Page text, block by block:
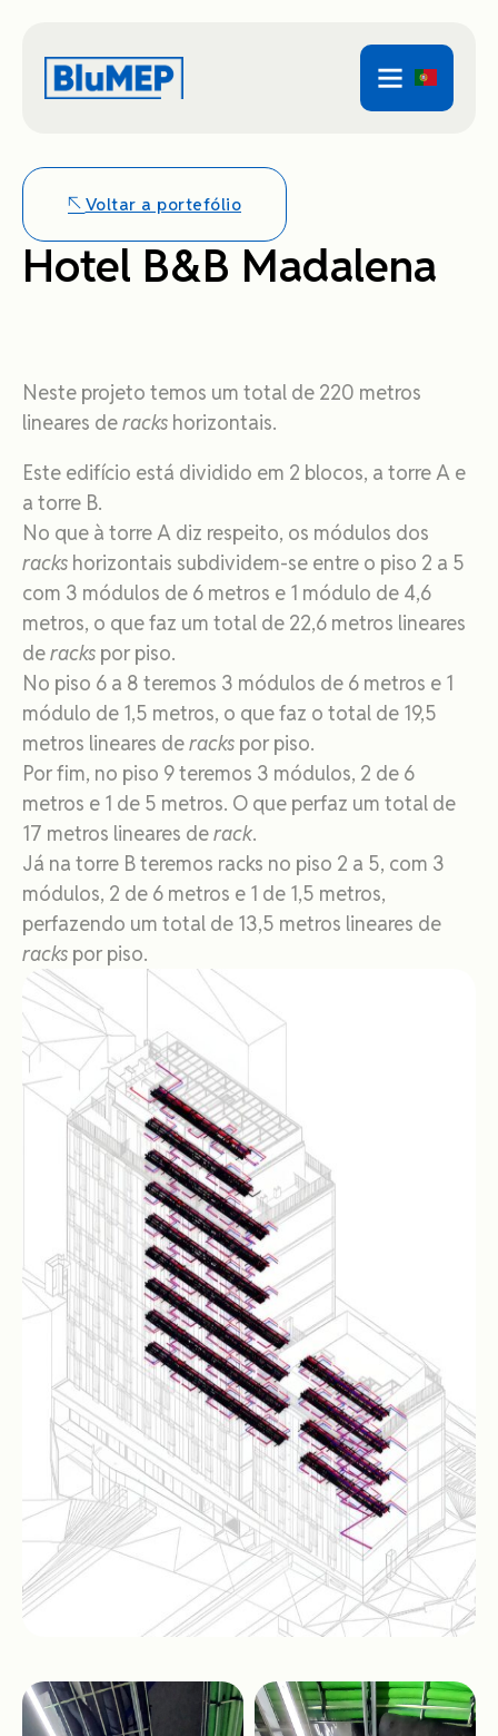
Voltar a portefólio
Hotel B&B Madalena
Neste projeto temos um total de 220 metros
lineares deracks horizontais.
Este edifício está dividido em 2 blocos, a torre A e
a torre B.
No que à torre A diz respeito, os módulos dos
racks horizontais subdividem-se entre o piso 2 a 5
com 3 módulos de 6 metros e 1 módulo de 4,6
metros, o que faz um total de 22,6 metros lineares
deracks por piso.
No piso 6 a 8 teremos 3 módulos de 6 metros e 1
módulo de 1,5 metros, o que faz o total de 19,5
metros lineares deracks por piso.
Por fim, no piso 9 teremos 3 módulos, 2 de 6
metros e 1 de 5 metros. O que perfaz um total de
17 metros lineares derack.
Já na torre B teremos racks no piso 2 a 5, com 3
módulos, 2 de 6 metros e 1 de 1,5 metros,
perfazendo um total de 13,5 metros lineares de
racks por piso.